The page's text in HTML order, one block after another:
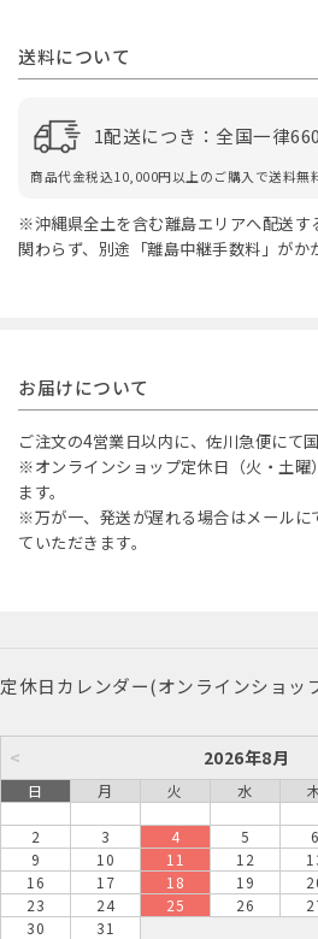
送料について
1配送につき：全国一律
商品代金税込10,000円以上のご購入で送料無
※沖縄県全土を含む離島エリアへ配送す
関わらず、別途「離島中継手数料」がか
お届けについて
ご注文の4営業日以内に、佐川急便にて
※オンラインショップ定休日（火・土曜
ます。
※万が一、発送が遅れる場合はメールに
ていただきます。
定休日カレンダー(オンラインショッ
< 2026年8月
日 月 火 水
2
3 4 5 6
9
10 11 12
16
17 18 19
23
24 25 26
30
31